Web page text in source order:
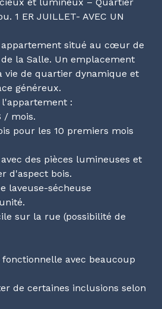
1 ER JUILLET- AVEC UN
situé au cœur de
la Salle. Un emplacement
vie de quartier dynamique et
généreux.
:
/ mois.
pour les 10 premiers mois
des pièces lumineuses et
d'aspect bois.
laveuse-sécheuse
sur la rue (possibilité de
avec beaucoup
de certaines inclusions selon